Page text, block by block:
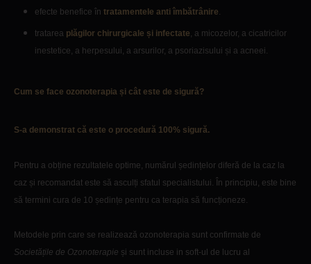
efecte benefice în tratamentele anti îmbătrânire.
tratarea plăgilor chirurgicale și infectate, a micozelor, a cicatricilor
inestetice, a herpesului, a arsurilor, a psoriazisului și a acneei.
Cum se face ozonoterapia și cât este de sigură?
S-a demonstrat că este o procedură 100% sigură.
Pentru a obține rezultatele optime, numărul ședințelor diferă de la caz la
caz și recomandat este să asculți sfatul specialistului. În principiu, este bine
să termini cura de 10 ședințe pentru ca terapia să funcționeze.
Metodele prin care se realizează ozonoterapia sunt confirmate de
Societățile de Ozonoterapie și sunt incluse in soft-ul de lucru al